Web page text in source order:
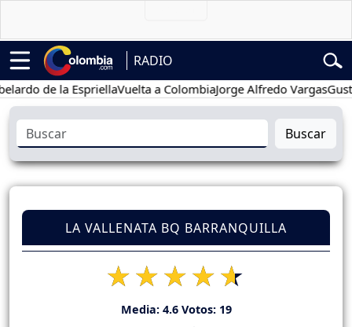
RADIO
de la EspriellaVuelta a ColombiaJorge Alfredo VargasGustavo
Buscar
LA VALLENATA BQ BARRANQUILLA
Media: 4.6Votos: 19